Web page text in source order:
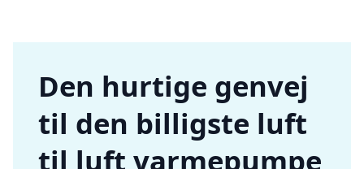
Den hurtige genvej
til den billigste luft
til luft varmepumpe